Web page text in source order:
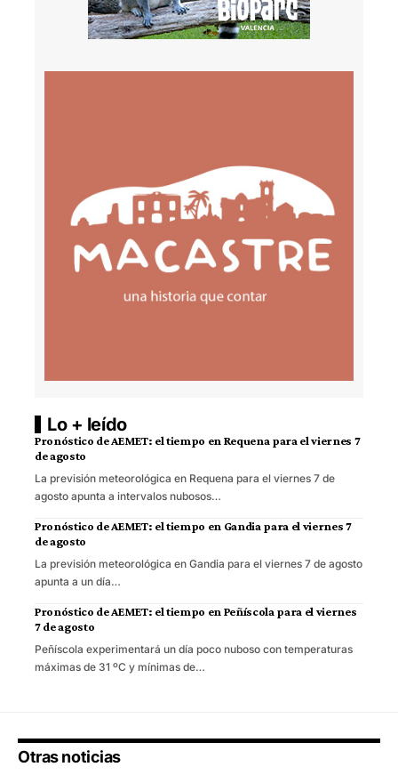
Lo + leído
Pronóstico de AEMET: el tiempo en Requena para el viernes 7
de agosto
La previsión meteorológica en Requena para el viernes 7 de
agosto apunta a intervalos nubosos…
Pronóstico de AEMET: el tiempo en Gandia para el viernes 7
de agosto
La previsión meteorológica en Gandia para el viernes 7 de agosto
apunta a un día…
Pronóstico de AEMET: el tiempo en Peñíscola para el viernes
7 de agosto
Peñíscola experimentará un día poco nuboso con temperaturas
máximas de 31 ºC y mínimas de…
Otras noticias